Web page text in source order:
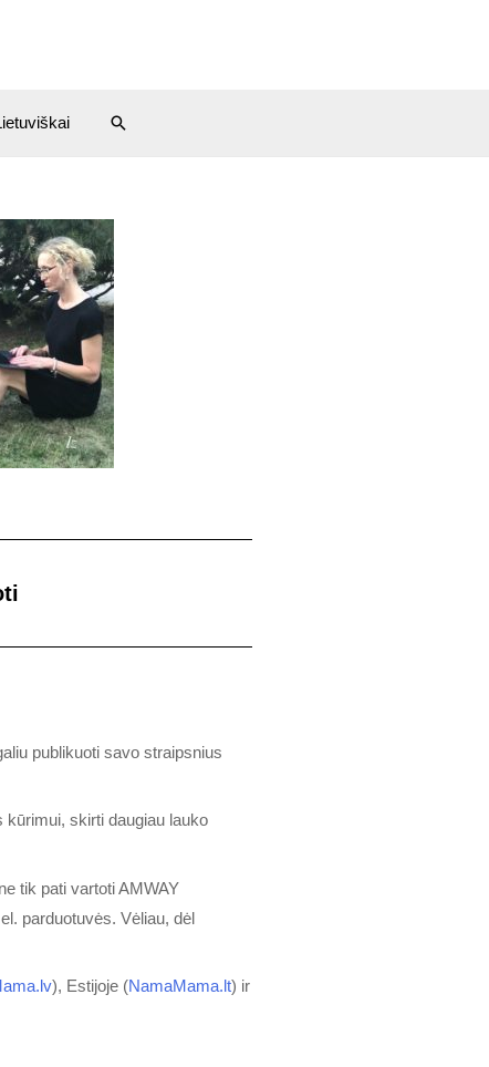
publikuoti savo straipsnius
skirti daugiau lauko
tik pati vartoti AMWAY
parduotuvės. Vėliau, dėl
), Estijoje (NamaMama.lt) ir